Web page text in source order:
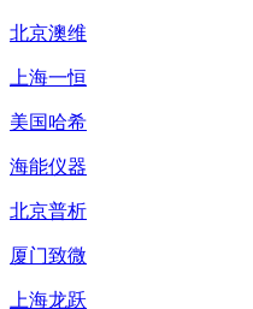
北京澳维
上海一恒
美国哈希
海能仪器
北京普析
厦门致微
上海龙跃